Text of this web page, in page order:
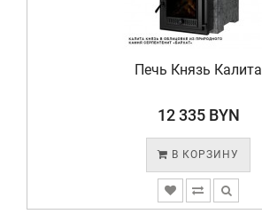
Печь Князь Калита
12 335 BYN
В КОРЗИНУ